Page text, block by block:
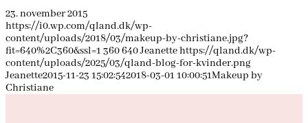
23. november 2015
https://i0.wp.com/qland.dk/wp-
content/uploads/2018/03/makeup-by-christiane.jpg?
fit=640%2C360&ssl=1 360640Jeanettehttps://qland.dk/wp-
content/uploads/2025/03/qland-blog-for-kvinder.png
Jeanette2015-11-23 15:02:542018-03-01 10:00:51Makeup by
Christiane